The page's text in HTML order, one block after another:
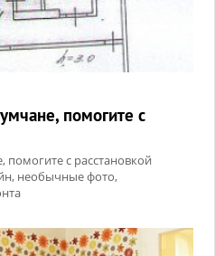
помогите с
с расстановкой
необычные фото,